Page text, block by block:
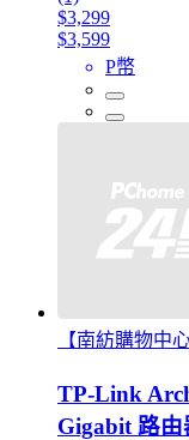
$3,299
$3,599
P幣
【南紡購物中心
TP-Link
Gigabit 路